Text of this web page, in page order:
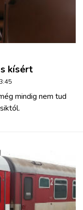
kísért
mindig nem tud